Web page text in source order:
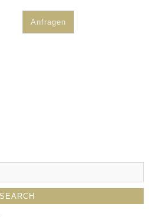
Anfragen